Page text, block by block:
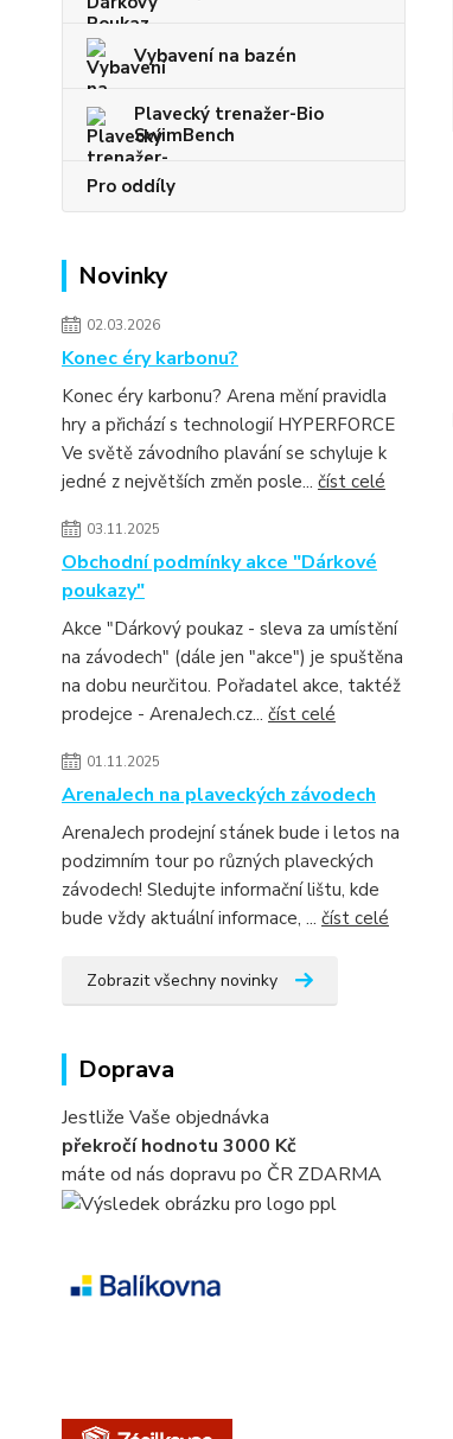
Vybavení na bazén
Plavecký trenažer-Bio
SwimBench
Pro oddíly
Novinky
02.03.2026
Konec éry karbonu?
Konec éry karbonu? Arena mění pravidla
hry a přichází s technologií HYPERFORCE
Ve světě závodního plavání se schyluje k
jedné z největších změn posle... číst celé
03.11.2025
Obchodní podmínky akce "Dárkové
poukazy"
Akce "Dárkový poukaz - sleva za umístění
na závodech" (dále jen "akce") je spuštěna
na dobu neurčitou. Pořadatel akce, taktéž
prodejce - ArenaJech.cz... číst celé
01.11.2025
ArenaJech na plaveckých závodech
ArenaJech prodejní stánek bude i letos na
podzimním tour po různých plaveckých
závodech! Sledujte informační lištu, kde
bude vždy aktuální informace, ... číst celé
Zobrazit všechny novinky
Doprava
Jestliže Vaše objednávka
překročí hodnotu 3000 Kč
máte od nás dopravu po ČR ZDARMA